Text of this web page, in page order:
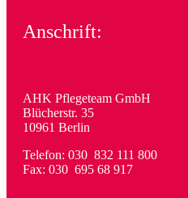
Anschrift:
AHK Pflegeteam GmbH
Blücherstr. 35
10961 Berlin
Telefon: 030 832 111 800
Fax: 030 695 68 917